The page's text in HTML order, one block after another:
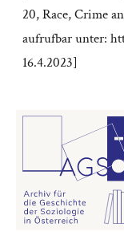
20, Race, Crime
aufrufbar unter:
16.4.2023]